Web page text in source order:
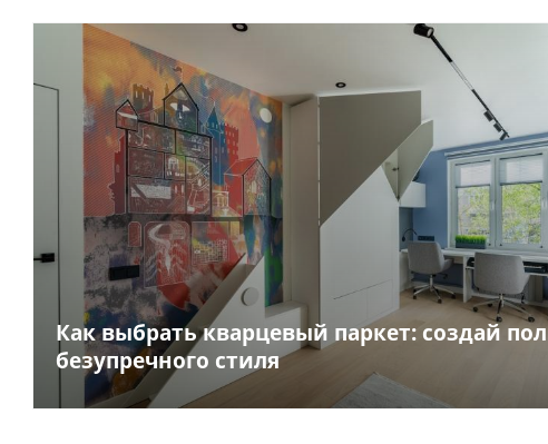
Как выбрать кварцевый паркет: создай пол
безупречного стиля